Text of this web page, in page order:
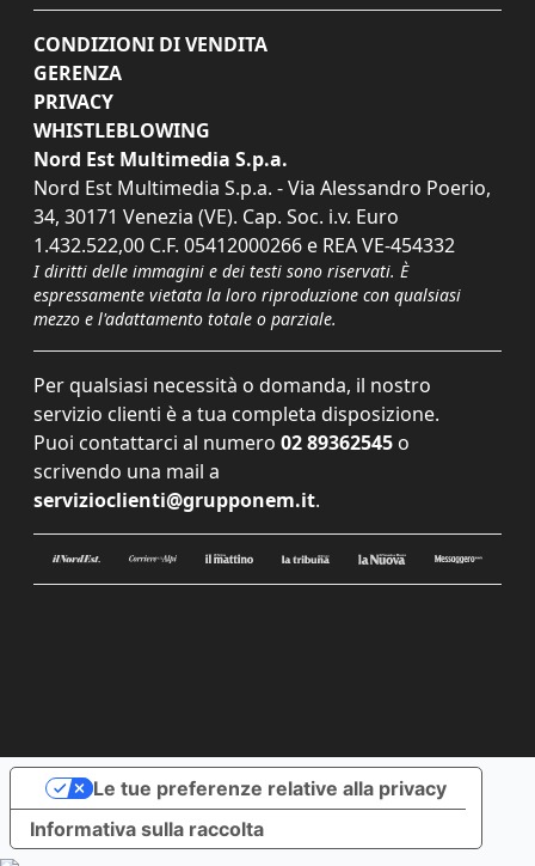
CONDIZIONI DI VENDITA
GERENZA
PRIVACY
WHISTLEBLOWING
Nord Est Multimedia S.p.a.
Nord Est Multimedia S.p.a. - Via Alessandro Poerio,
34, 30171 Venezia (VE). Cap. Soc. i.v. Euro
1.432.522,00 C.F. 05412000266 e REA VE-454332
I diritti delle immagini e dei testi sono riservati. È
espressamente vietata la loro riproduzione con qualsiasi
mezzo e l'adattamento totale o parziale.
Per qualsiasi necessità o domanda, il nostro
servizio clienti è a tua completa disposizione.
Puoi contattarci al numero 02 89362545 o
scrivendo una mail a
servizioclienti@grupponem.it.
Informativa sulla raccolta
Le tue preferenze relative alla privacy